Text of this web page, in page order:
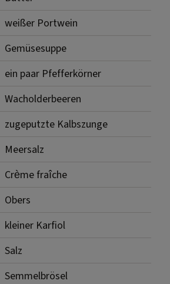
weißer Portwein
Gemüsesuppe
ein paar Pfefferkörner
Wacholderbeeren
zugeputzte Kalbszunge
Meersalz
Crème fraîche
Obers
kleiner Karfiol
Salz
Semmelbrösel